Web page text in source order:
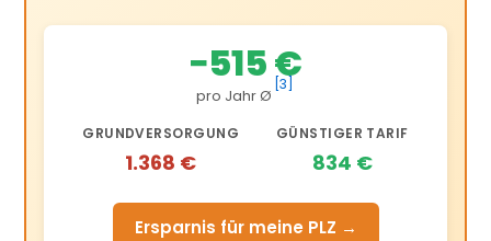
−515 €
pro Jahr Ø
[3]
GRUNDVERSORGUNG
1.368 €
GÜNSTIGER TARIF
834 €
Ersparnis für meine PLZ →